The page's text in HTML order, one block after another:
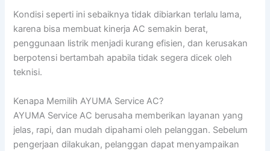
Kondisi seperti ini sebaiknya tidak dibiarkan terlalu lama,
karena bisa membuat kinerja AC semakin berat,
penggunaan listrik menjadi kurang efisien, dan kerusakan
berpotensi bertambah apabila tidak segera dicek oleh
teknisi.
Kenapa Memilih AYUMA Service AC?
AYUMA Service AC berusaha memberikan layanan yang
jelas, rapi, dan mudah dipahami oleh pelanggan. Sebelum
pengerjaan dilakukan, pelanggan dapat menyampaikan